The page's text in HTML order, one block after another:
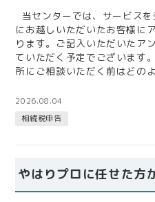
当センターでは、サービス
にお越しいただいたお客様に
ります。ご記入いただいたア
ていただく予定でございます
所にご相談いただく前はどの
聞かせください。 相続に関し
まかせしました。 結果非常に
ざいました。 当事務所にご
2026.08.04
相続税申告
やはりプロに任せた方